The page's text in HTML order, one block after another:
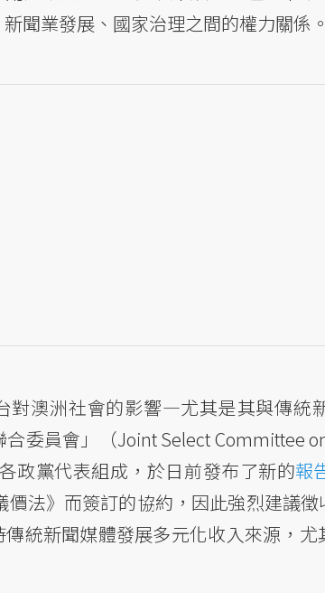
聞業發展、國家治理之間的權力關係。
對澳洲社會的影響—尤其是其與傳統
合委員會」（Joint Select Committee
政黨代表組成，於日前發布了新的報
價法》而簽訂的協約，因此強烈建議
傳統新聞媒體發展多元化收入來源，